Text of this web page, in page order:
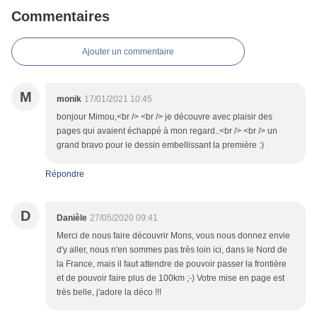
Commentaires
Ajouter un commentaire
M monik 17/01/2021 10:45
bonjour Mimou,<br /> <br /> je découvre avec plaisir des
pages qui avaient échappé à mon regard..<br /> <br /> un
grand bravo pour le dessin embellissant la première :)
Répondre
D Danièle 27/05/2020 09:41
Merci de nous faire découvrir Mons, vous nous donnez envie
d'y aller, nous n'en sommes pas très loin ici, dans le Nord de
la France, mais il faut attendre de pouvoir passer la frontière
et de pouvoir faire plus de 100km ;-) Votre mise en page est
très belle, j'adore la déco !!!